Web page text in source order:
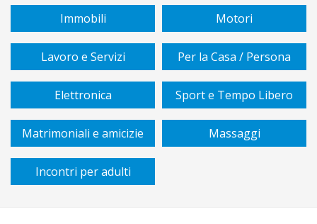
€
Vendita
affitto
Tipo
di
Immobili Motori
Lavoro e Servizi Per la Casa / Persona
Elettronica Sport e Tempo Libero
Matrimoniali e amicizie Massaggi
Incontri per adulti